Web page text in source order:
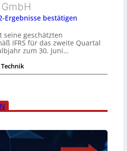
Ergebnisse bestätigen
seine geschätzten
IFRS für das zweite Quartal
zum 30. Juni…